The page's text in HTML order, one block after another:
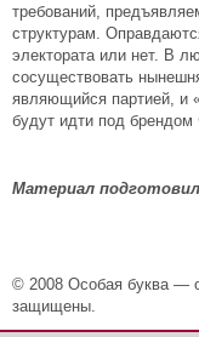
требований,
структурам.
электората или нет. В
сосуществовать
являющийся партией, и
будут идти под брендом
Материал
© 2008 Особая буква —
защищены.